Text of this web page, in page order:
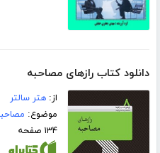
دانلود کتاب رازهای مصاحبه
از:هتر سالتر
موضوع:
۱۳۴ صفحه